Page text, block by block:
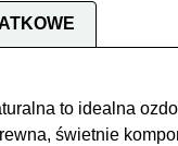
to idealna
świetnie